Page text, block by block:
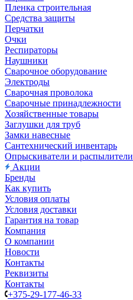
Пленка строительная
Средства защиты
Перчатки
Очки
Респираторы
Наушники
Сварочное оборудование
Электроды
Сварочная проволока
Сварочные принадлежности
Хозяйственные товары
Заглушки для труб
Замки навесные
Сантехнический инвентарь
Опрыскиватели и распылители
Акции
Бренды
Как купить
Условия оплаты
Условия доставки
Гарантия на товар
Компания
О компании
Новости
Контакты
Реквизиты
Контакты
+375-29-177-46-33